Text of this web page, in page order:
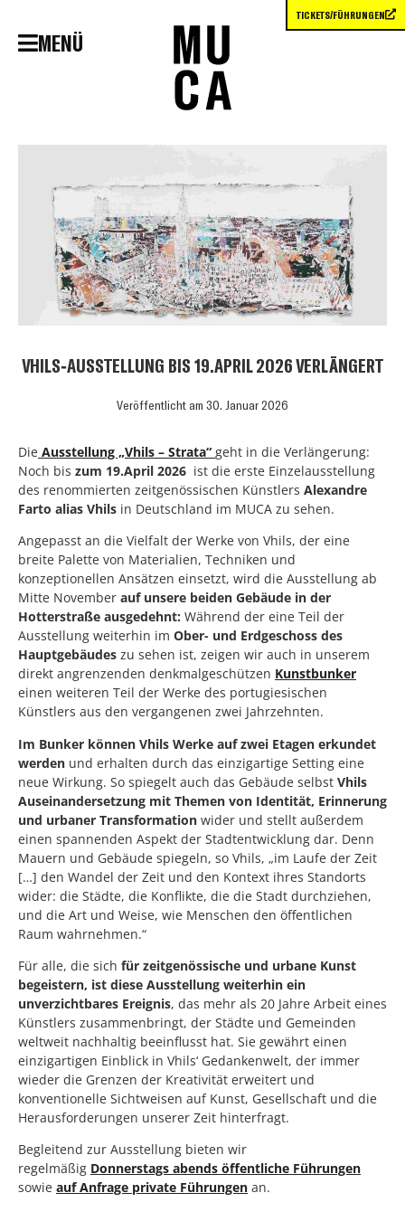
MENÜ
VHILS-AUSSTELLUNG BIS 19.APRIL 2026 VERLÄNGERT
Veröffentlicht am 30. Januar 2026
Die Ausstellung „Vhils – Strata“ geht in die Verlängerung:
Noch bis zum 19.April 2026 ist die erste Einzelausstellung
des renommierten zeitgenössischen Künstlers Alexandre
Farto alias Vhils in Deutschland im MUCA zu sehen.
Angepasst an die Vielfalt der Werke von Vhils, der eine
breite Palette von Materialien, Techniken und
konzeptionellen Ansätzen einsetzt, wird die Ausstellung ab
Mitte November auf unsere beiden Gebäude in der
Hotterstraße ausgedehnt: Während der eine Teil der
Ausstellung weiterhin im Ober- und Erdgeschoss des
Hauptgebäudes zu sehen ist, zeigen wir auch in unserem
direkt angrenzenden denkmalgeschützen Kunstbunker
einen weiteren Teil der Werke des portugiesischen
Künstlers aus den vergangenen zwei Jahrzehnten.
Im Bunker können Vhils Werke auf zwei Etagen erkundet
werden und erhalten durch das einzigartige Setting eine
neue Wirkung. So spiegelt auch das Gebäude selbst Vhils
Auseinandersetzung mit Themen von Identität, Erinnerung
und urbaner Transformation wider und stellt außerdem
einen spannenden Aspekt der Stadtentwicklung dar. Denn
Mauern und Gebäude spiegeln, so Vhils, „im Laufe der Zeit
[…] den Wandel der Zeit und den Kontext ihres Standorts
wider: die Städte, die Konflikte, die die Stadt durchziehen,
und die Art und Weise, wie Menschen den öffentlichen
Raum wahrnehmen.“
Für alle, die sich für zeitgenössische und urbane Kunst
begeistern, ist diese Ausstellung weiterhin ein
unverzichtbares Ereignis, das mehr als 20 Jahre Arbeit eines
Künstlers zusammenbringt, der Städte und Gemeinden
weltweit nachhaltig beeinflusst hat. Sie gewährt einen
einzigartigen Einblick in Vhils‘ Gedankenwelt, der immer
wieder die Grenzen der Kreativität erweitert und
konventionelle Sichtweisen auf Kunst, Gesellschaft und die
Herausforderungen unserer Zeit hinterfragt.
Begleitend zur Ausstellung bieten wir
regelmäßig Donnerstags abends öffentliche Führungen
sowie auf Anfrage private Führungen an.
TICKETS/FÜHRUNGEN